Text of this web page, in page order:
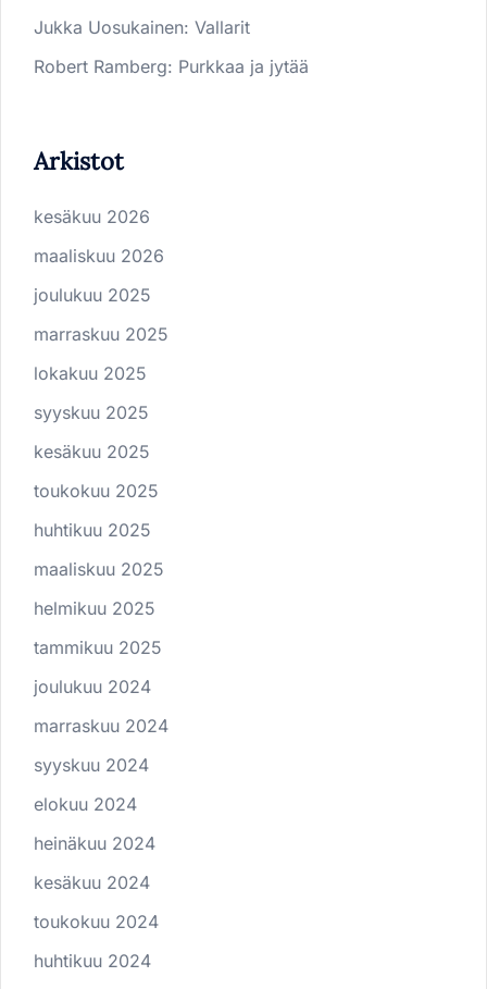
Jukka Uosukainen: Vallarit
Robert Ramberg: Purkkaa ja jytää
Arkistot
kesäkuu 2026
maaliskuu 2026
joulukuu 2025
marraskuu 2025
lokakuu 2025
syyskuu 2025
kesäkuu 2025
toukokuu 2025
huhtikuu 2025
maaliskuu 2025
helmikuu 2025
tammikuu 2025
joulukuu 2024
marraskuu 2024
syyskuu 2024
elokuu 2024
heinäkuu 2024
kesäkuu 2024
toukokuu 2024
huhtikuu 2024